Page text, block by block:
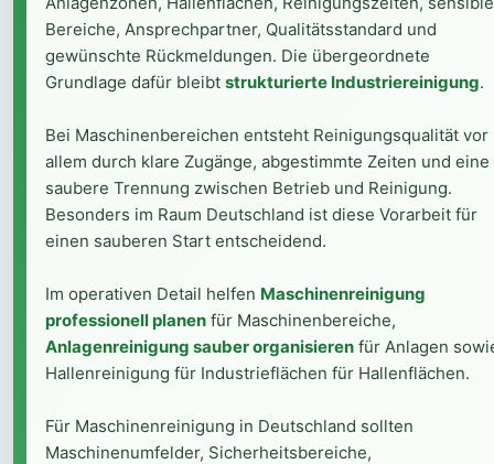
Bereiche, Ansprechpartner, Qualitätsstandard und
gewünschte Rückmeldungen. Die übergeordnete
Grundlage dafür bleibt strukturierte Industriereinigung.
Bei Maschinenbereichen entsteht Reinigungsqualität vor
allem durch klare Zugänge, abgestimmte Zeiten und eine
saubere Trennung zwischen Betrieb und Reinigung.
Besonders im Raum Deutschland ist diese Vorarbeit für
einen sauberen Start entscheidend.
Im operativen Detail helfen Maschinenreinigung
professionell planen für Maschinenbereiche,
Anlagenreinigung sauber organisieren für Anlagen
Hallenreinigung für Industrieflächen für Hallenflächen.
Für Maschinenreinigung in Deutschland sollten
Maschinenumfelder, Sicherheitsbereiche,